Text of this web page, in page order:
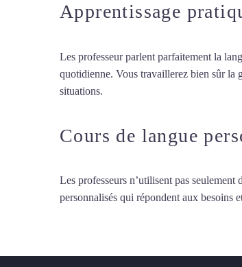
Apprentissage
Les professeur parlent parfaitement la
quotidienne. Vous travaillerez bien sûr la
situations.
Cours de langue
Les professeurs n’utilisent pas
personnalisés qui répondent aux besoins